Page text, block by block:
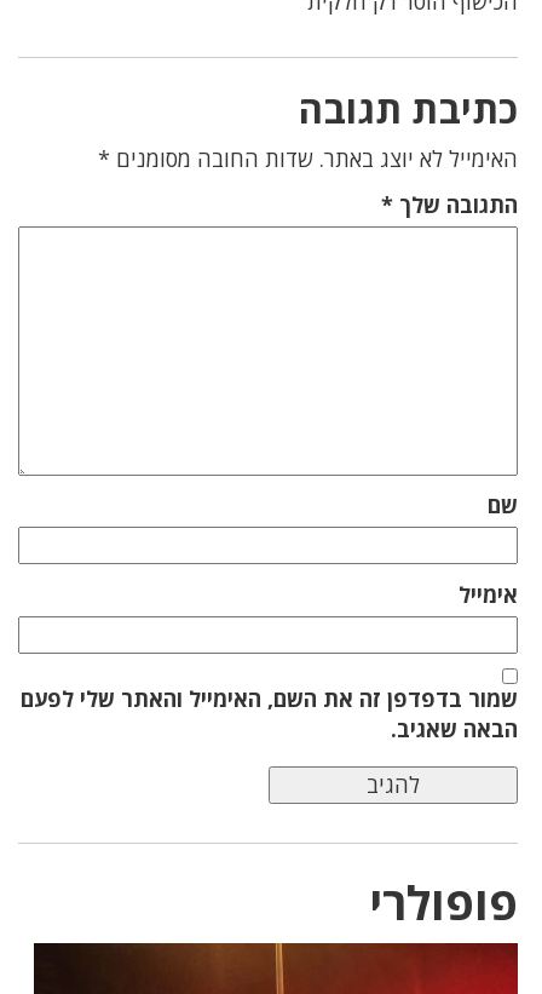
כתיבת תגובה
האימייל לא יוצג באתר. שדות החובה מסומנים *
התגובה שלך *
שם
אימייל
שמור בדפדפן זה את השם, האימייל והאתר שלי לפעם
הבאה שאגיב.
פופולרי